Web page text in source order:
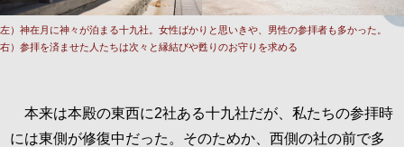
左）神在月に神々が泊まる十九社。女性ばかりと思いきや、男性の参拝者も多かった。
右）参拝を済ませた人たちは次々と縁結びや甦りのお守りを求める
本来は本殿の東西に2社ある十九社だが、私たちの参拝時
には東側が修復中だった。そのためか、西側の社の前で多